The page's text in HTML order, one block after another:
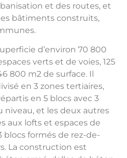
et des routes, et
bâtiments construits,
d’environ 70 800
verts et de voies, 125
800 m2 de surface. Il
en 3 zones tertiaires,
en 5 blocs avec 3
niveau, et les deux autres
aux lofts et espaces de
blocs formés de rez-de-
La construction est